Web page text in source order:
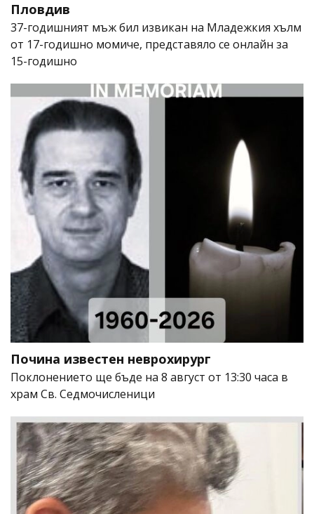
Пловдив
37-годишният мъж бил извикан на Младежкия хълм
от 17-годишно момиче, представяло се онлайн за
15-годишно
Почина известен неврохирург
Поклонението ще бъде на 8 август от 13:30 часа в
храм Св. Седмочисленици